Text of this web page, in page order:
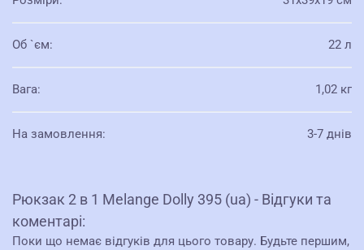
Об `єм: 22 л
Вага: 1,02 кг
На замовлення: 3-7 днів
Рюкзак 2 в 1 Melange Dolly 395 (ua) - Відгуки та
коментарі:
Поки що немає відгуків для цього товару. Будьте першим,